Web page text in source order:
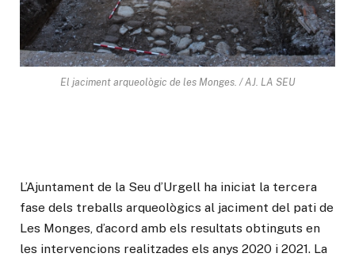
El jaciment arqueològic de les Monges. / AJ. LA SEU
L’Ajuntament de la Seu d’Urgell ha iniciat la tercera
fase dels treballs arqueològics al jaciment del pati de
Les Monges, d’acord amb els resultats obtinguts en
les intervencions realitzades els anys 2020 i 2021. La